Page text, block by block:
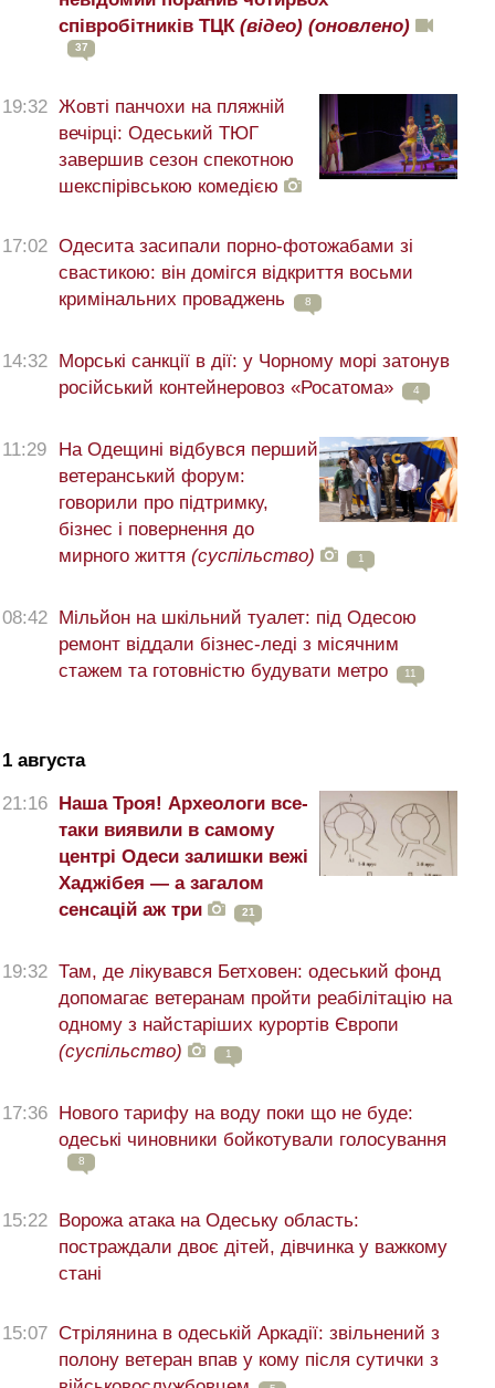
співробітників ТЦК (відео) (оновлено)
37
19:32 Жовті панчохи на пляжній
вечірці: Одеський ТЮГ
завершив сезон спекотною
шекспірівською комедією
17:02 Одесита засипали порно-фотожабами зі
свастикою: він домігся відкриття восьми
кримінальних проваджень
8
14:32 Морські санкції в дії: у Чорному морі затонув
російський контейнеровоз «Росатома»
4
11:29
На Одещині відбувся перший
ветеранський форум:
говорили про підтримку,
бізнес і повернення до
мирного життя (суспільство) 1
08:42 Мільйон на шкільний туалет: під Одесою
ремонт віддали бізнес-леді з місячним
стажем та готовністю будувати метро
11
1 августа
21:16 Наша Троя! Археологи все-
таки виявили в самому
центрі Одеси залишки вежі
Хаджібея — а загалом
сенсацій аж три
21
19:32 Там, де лікувався Бетховен: одеський фонд
допомагає ветеранам пройти реабілітацію на
одному з найстаріших курортів Європи
(суспільство)
1
17:36 Нового тарифу на воду поки що не буде:
одеські чиновники бойкотували голосування
8
15:22 Ворожа атака на Одеську область:
постраждали двоє дітей, дівчинка у важкому
стані
15:07 Стрілянина в одеській Аркадії: звільнений з
полону ветеран впав у кому після сутички з